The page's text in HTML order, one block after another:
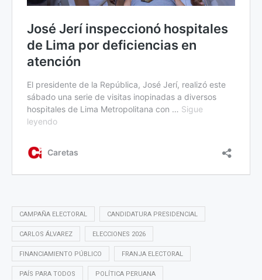
CAMPAÑA ELECTORAL CANDIDATURA PRESIDENCIAL
CARLOS ÁLVAREZ ELECCIONES 2026
FINANCIAMIENTO PÚBLICO FRANJA ELECTORAL
PAÍS PARA TODOS POLÍTICA PERUANA